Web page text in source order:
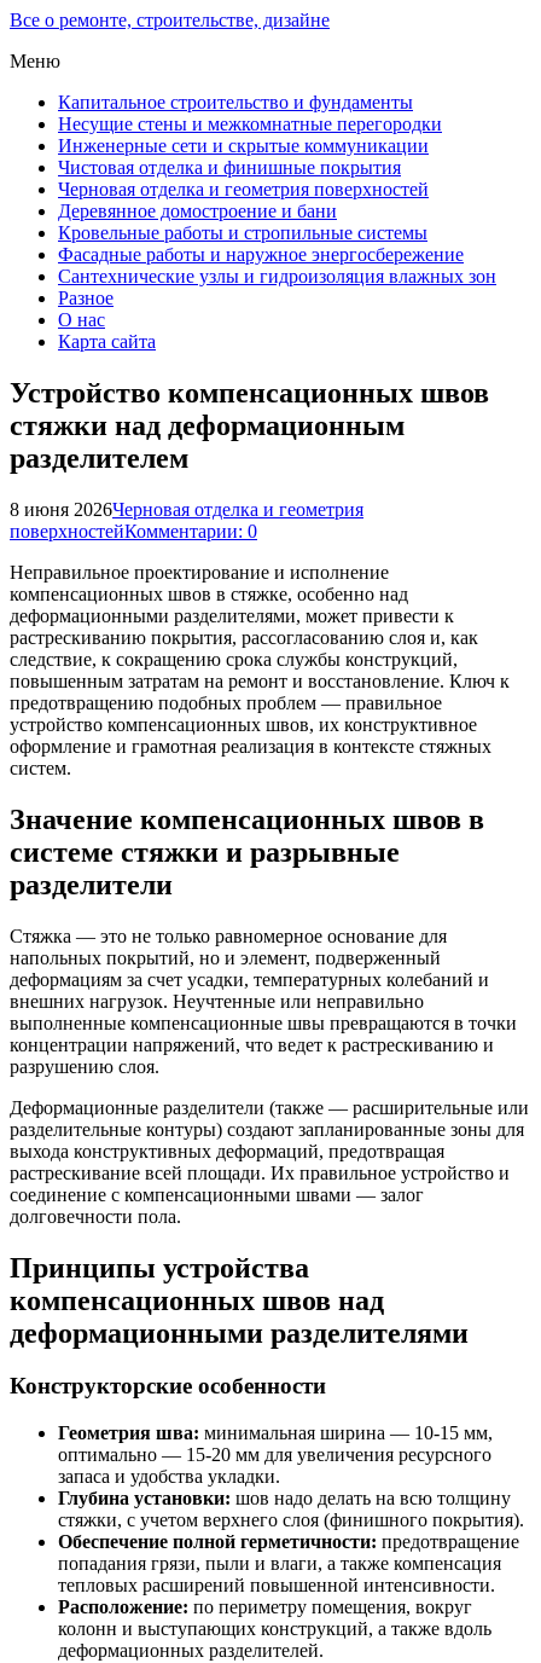
Все о ремонте, строительстве, дизайне
Меню
Капитальное строительство и фундаменты
Несущие стены и межкомнатные перегородки
Инженерные сети и скрытые коммуникации
Чистовая отделка и финишные покрытия
Черновая отделка и геометрия поверхностей
Деревянное домостроение и бани
Кровельные работы и стропильные системы
Фасадные работы и наружное энергосбережение
Сантехнические узлы и гидроизоляция влажных зон
Разное
О нас
Карта сайта
Устройство компенсационных швов
стяжки над деформационным
разделителем
8 июня 2026Черновая отделка и геометрия
поверхностейКомментарии: 0
Неправильное проектирование и исполнение
компенсационных швов в стяжке, особенно над
деформационными разделителями, может привести к
растрескиванию покрытия, рассогласованию слоя и, как
следствие, к сокращению срока службы конструкций,
повышенным затратам на ремонт и восстановление. Ключ к
предотвращению подобных проблем — правильное
устройство компенсационных швов, их конструктивное
оформление и грамотная реализация в контексте стяжных
систем.
Значение компенсационных швов в
системе стяжки и разрывные
разделители
Стяжка — это не только равномерное основание для
напольных покрытий, но и элемент, подверженный
деформациям за счет усадки, температурных колебаний и
внешних нагрузок. Неучтенные или неправильно
выполненные компенсационные швы превращаются в точки
концентрации напряжений, что ведет к растрескиванию и
разрушению слоя.
Деформационные разделители (также — расширительные или
разделительные контуры) создают запланированные зоны для
выхода конструктивных деформаций, предотвращая
растрескивание всей площади. Их правильное устройство и
соединение с компенсационными швами — залог
долговечности пола.
Принципы устройства
компенсационных швов над
деформационными разделителями
Конструкторские особенности
Геометрия шва: минимальная ширина — 10-15 мм,
оптимально — 15-20 мм для увеличения ресурсного
запаса и удобства укладки.
Глубина установки: шов надо делать на всю толщину
стяжки, с учетом верхнего слоя (финишного покрытия).
Обеспечение полной герметичности: предотвращение
попадания грязи, пыли и влаги, а также компенсация
тепловых расширений повышенной интенсивности.
Расположение: по периметру помещения, вокруг
колонн и выступающих конструкций, а также вдоль
деформационных разделителей.